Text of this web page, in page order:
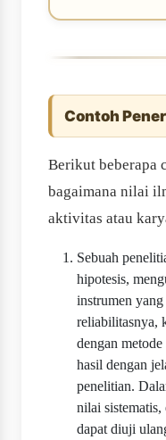
Contoh
Berikut beberapa
bagaimana nilai
aktivitas atau
Sebuah
hipotesis,
instrumen
reliabilitasnya,
dengan
hasil dengan
penelitian.
nilai
dapat diuji